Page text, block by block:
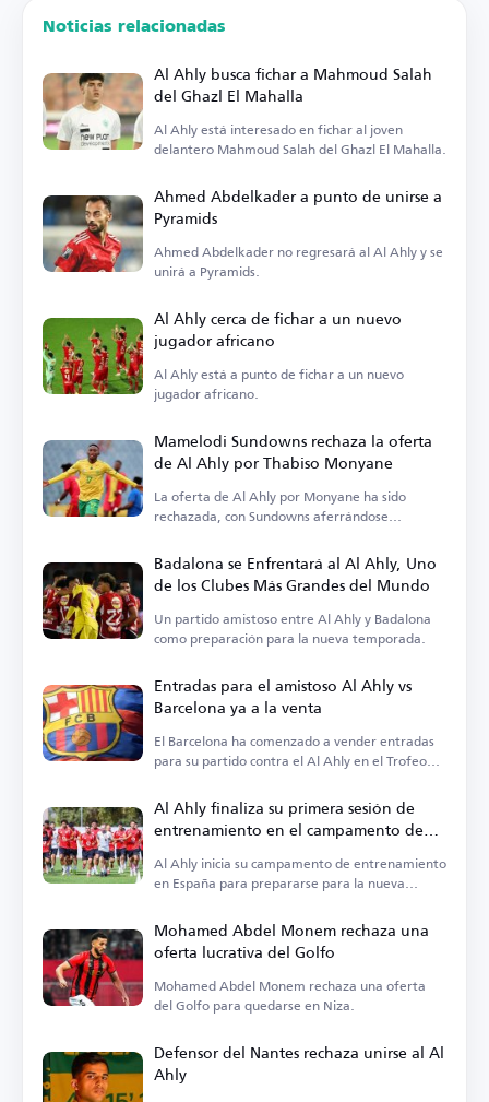
Noticias relacionadas
Al Ahly busca fichar a Mahmoud Salah
del Ghazl El Mahalla
Al Ahly está interesado en fichar al joven
delantero Mahmoud Salah del Ghazl El Mahalla.
Ahmed Abdelkader a punto de unirse a
Pyramids
Ahmed Abdelkader no regresará al Al Ahly y se
unirá a Pyramids.
Al Ahly cerca de fichar a un nuevo
jugador africano
Al Ahly está a punto de fichar a un nuevo
jugador africano.
Mamelodi Sundowns rechaza la oferta
de Al Ahly por Thabiso Monyane
La oferta de Al Ahly por Monyane ha sido
rechazada, con Sundowns aferrándose
Badalona se Enfrentará al Al Ahly, Uno
de los Clubes Más Grandes del Mundo
Un partido amistoso entre Al Ahly y Badalona
como preparación para la nueva temporada.
Entradas para el amistoso Al Ahly vs
Barcelona ya a la venta
El Barcelona ha comenzado a vender entradas
para su partido contra el Al Ahly en el Trofeo
Al Ahly finaliza su primera sesión de
entrenamiento en el campamento de
España
Al Ahly inicia su campamento de entrenamiento
en España para prepararse para la nueva
Mohamed Abdel Monem rechaza una
oferta lucrativa del Golfo
Mohamed Abdel Monem rechaza una oferta
del Golfo para quedarse en Niza.
Defensor del Nantes rechaza unirse al Al
Ahly